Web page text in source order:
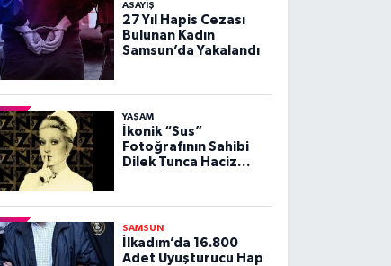
ASAYIŞ
27 Yıl Hapis Cezası
Bulunan Kadın
Samsun’da Yakalandı
YAŞAM
İkonik “Sus”
Fotoğrafının Sahibi
Dilek Tunca Haciz
SAMSUN
İlkadım’da 16.800
Adet Uyuşturucu Hap